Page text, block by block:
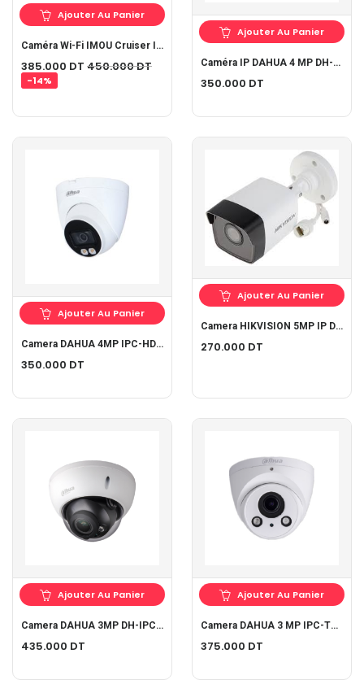
Ajouter Au Panier
Caméra Wi-Fi IMOU Cruiser IPC-S22FP 1080P H.265
385.000 DT 450.000DT
-14%
Ajouter Au Panier
Caméra IP DAHUA 4 МР DH-IPC-HFW2439SP-SA-LED-S2
350.000 DT
Ajouter Au Panier
Camera DAHUA 4MP IPC-HDW2439TP-AS-LED-S2
350.000 DT
Ajouter Au Panier
Camera HIKVISION 5MP IP DS-2CD1053G0-I
270.000 DT
Ajouter Au Panier
Camera DAHUA 3MP DH-IPC-HDBW2320RP-ZS
435.000 DT
Ajouter Au Panier
Camera DAHUA 3 MP IPC-T2A30P-Z
375.000 DT